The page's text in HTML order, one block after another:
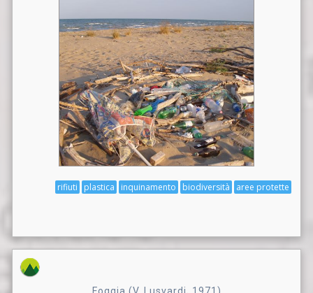
aree protette
biodiversità
inquinamento
plastica
rifiuti